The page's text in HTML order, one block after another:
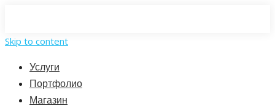
Skip to content
Услуги
Портфолио
Магазин